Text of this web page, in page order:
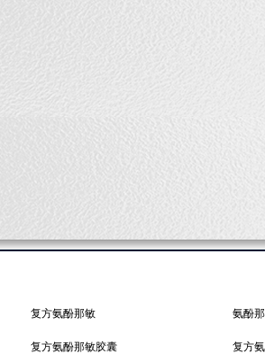
复方氨酚那敏 氨酚
复方氨酚那敏胶囊 复方